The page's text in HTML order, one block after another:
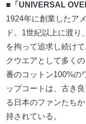
■「UNIVERSAL
1924年に創業したア
ド。1世紀以上に渡り
を拘って追求し続け
クウエアとして多く
番のコットン100%の
ップコートは、古き
る日本のファンたち
持されている。